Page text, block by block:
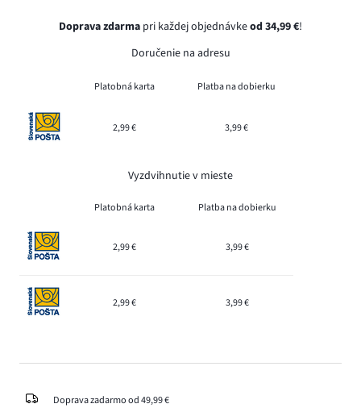
Doprava zdarma pri každej objednávkeod 34,99 €!
Doručenie na adresu
Platobná karta Platba na dobierku
2,99 € 3,99 €
Vyzdvihnutie v mieste
Platobná karta Platba na dobierku
2,99 € 3,99 €
2,99 € 3,99 €
Doprava zadarmo od 49,99 €